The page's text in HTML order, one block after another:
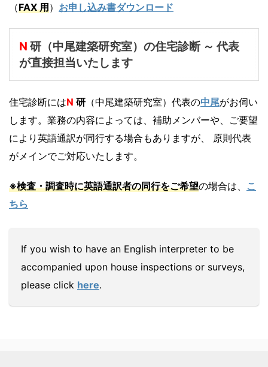
（FAX 用） お申し込み書ダウンロード
N 研（中尾建築研究室）の住宅診断 ～ 代表
が直接担当いたします
住宅診断にはN 研 （中尾建築研究室）代表の中尾がお伺い
します。業務の内容によっては、補助メンバーや、ご要望
により英語通訳が同行する場合もありますが、 原則代表
がメインでご対応いたします。
※検査・調査時に英語通訳者の同行をご希望の場合は、 こ
ちら
If you wish to have an English interpreter to be
accompanied upon house inspections or surveys,
please click here.